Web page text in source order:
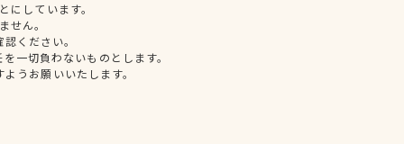
しています。
せん。
ください。
一切負わないものとします。
うお願いいたします。